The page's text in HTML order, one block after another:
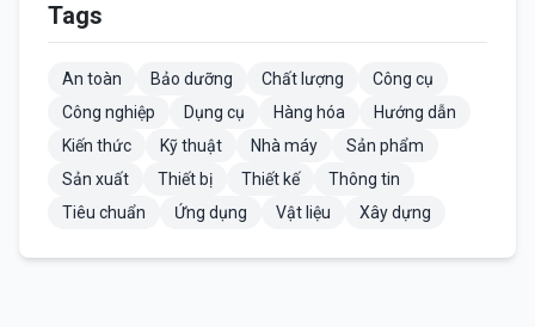
Tags
An toàn Bảo dưỡng Chất lượng
Công cụ
Công nghiệp
Dụng cụ Hàng hóa
Hướng dẫn
Kiến thức
Kỹ thuật Nhà máy
Sản phẩm
Sản xuất
Thiết bị Thiết kế
Thông tin
Tiêu chuẩn
Ứng dụng Vật liệu Xây dựng